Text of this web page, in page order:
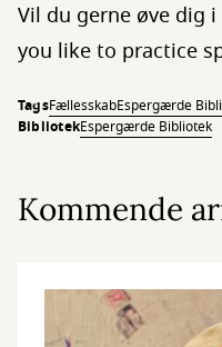
Vil du gerne øve dig
you like to practice
TagsFællesskabEspergærde
BibliotekEspergærde Bibliotek
Kommende